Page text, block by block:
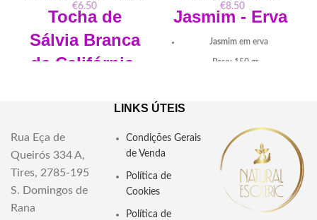
€6.50
Tocha de
Sálvia Branca
da Califórnia
Diâmetro: cerca de 2,8cm
Tocha de Sálvia Branca da
Califórnia – purifica, protege e
profunda para corpo, mente e
€8.50
Jasmim - Erva
Jasmim em erva
Peso: 150 gr
Erva 150gr – erva sagrada do
eleva a vibração e atrai
prosperidade, paz e energia
positiva."
Rua Eça de
Queirós 334 A,
Tires, 2785-195
S. Domingos de
Rana
LINKS ÚTEIS
Condições Gerais
de Venda
Política de
Cookies
Política de